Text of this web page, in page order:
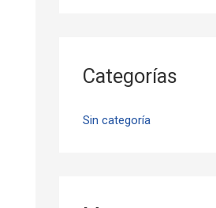
Categorías
Sin categoría